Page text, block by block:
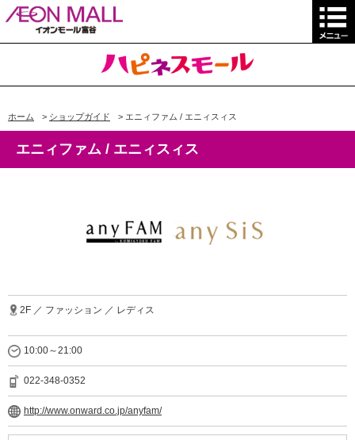
ホーム > ショップガイド > エニィファム / エニィスィス
エニィファム / エニィスィス
2F ／ ファッション ／ レディス
10:00～21:00
022-348-0352
http://www.onward.co.jp/anyfam/